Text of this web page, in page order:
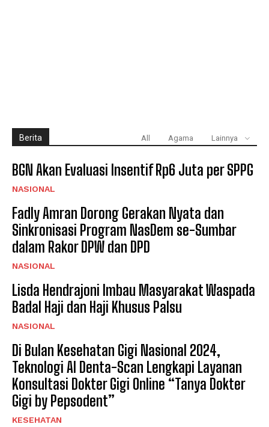
Berita All Agama Lainnya
BGN Akan Evaluasi Insentif Rp6 Juta per SPPG
NASIONAL
Fadly Amran Dorong Gerakan Nyata dan
Sinkronisasi Program NasDem se-Sumbar
dalam Rakor DPW dan DPD
NASIONAL
Lisda Hendrajoni Imbau Masyarakat Waspada
Badal Haji dan Haji Khusus Palsu
NASIONAL
Di Bulan Kesehatan Gigi Nasional 2024,
Teknologi AI Denta-Scan Lengkapi Layanan
Konsultasi Dokter Gigi Online “Tanya Dokter
Gigi by Pepsodent”
KESEHATAN